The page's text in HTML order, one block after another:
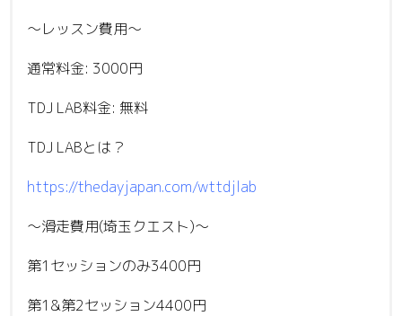
〜レッスン費用〜
通常料金: 3000円
TDJ LAB料金: 無料
TDJ LABとは？
https://thedayjapan.com/wttdjlab
〜滑走費用(埼玉クエスト)〜
第1セッションのみ3400円
第1&第2セッション4400円